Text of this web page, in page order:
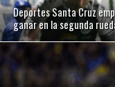
Deportes Santa Cruz
ganar en la segunda